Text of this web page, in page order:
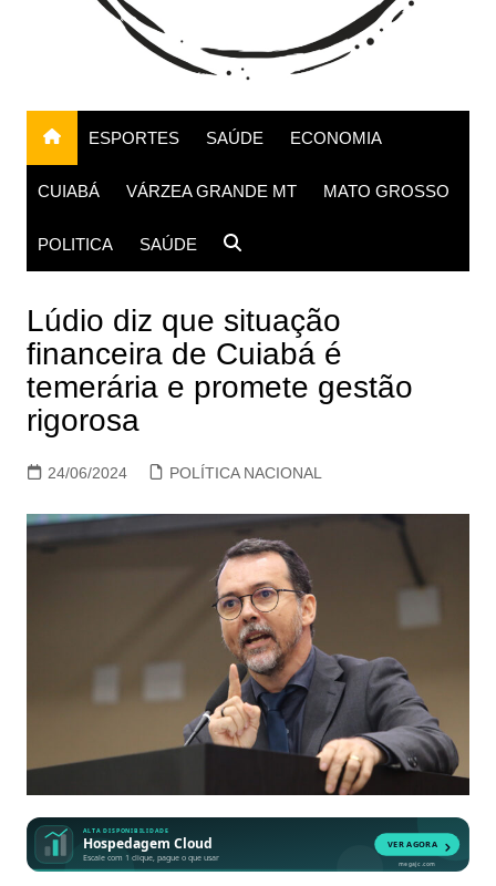
ESPORTES SAÚDE ECONOMIA
CUIABÁ VÁRZEA GRANDE MT MATO GROSSO
POLITICA SAÚDE
Lúdio diz que situação
financeira de Cuiabá é
temerária e promete gestão
rigorosa
24/06/2024 POLÍTICA NACIONAL